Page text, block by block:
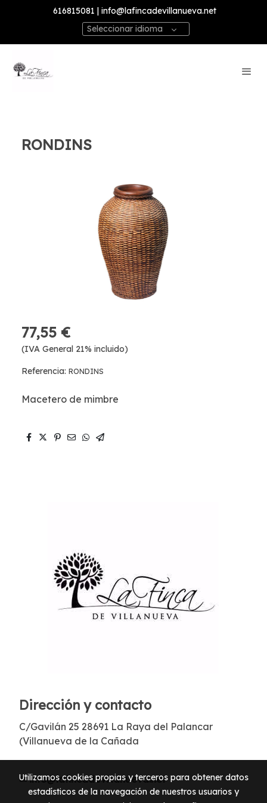
616815081 | info@lafincadevillanueva.net
Seleccionar idioma
RONDINS
77,55 €
(IVA General 21% incluido)
Referencia: RONDINS
Macetero de mimbre
Dirección y contacto
C/Gavilán 25 28691 La Raya del Palancar
(Villanueva de la Cañada
✉info@lafincadevillanueva.net
Utilizamos cookies propias y terceros para obtener datos
estadísticos de la navegación de nuestros usuarios y